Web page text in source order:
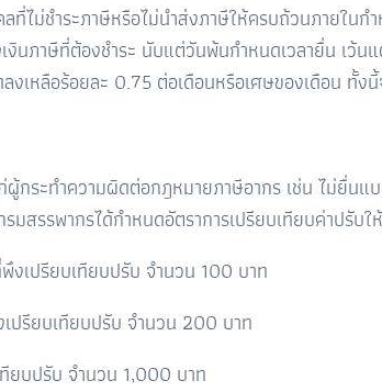
ที่ไม่ชำระภาษีหรือไม่นำส่งภาษีให้ครบถ้วนภายใ
งินภาษีที่ต้องชำระ นับแต่วันพ้นกำหนดเวลายื่น เว้
งเหลือร้อยละ 0.75 ต่อเดือนหรือเศษของเดือน ทั้
กระทำความผิดต่อกฎหมายภาษีอากร เช่น ไม่ยื่น
สรรพากรได้กำหนดอัตราการเปรียบเทียบค่าปรับ
งเปรียบเทียบปรับ จำนวน 100 บาท
ปรียบเทียบปรับ จำนวน 200 บาท
ยบปรับ จำนวน 1,000 บาท